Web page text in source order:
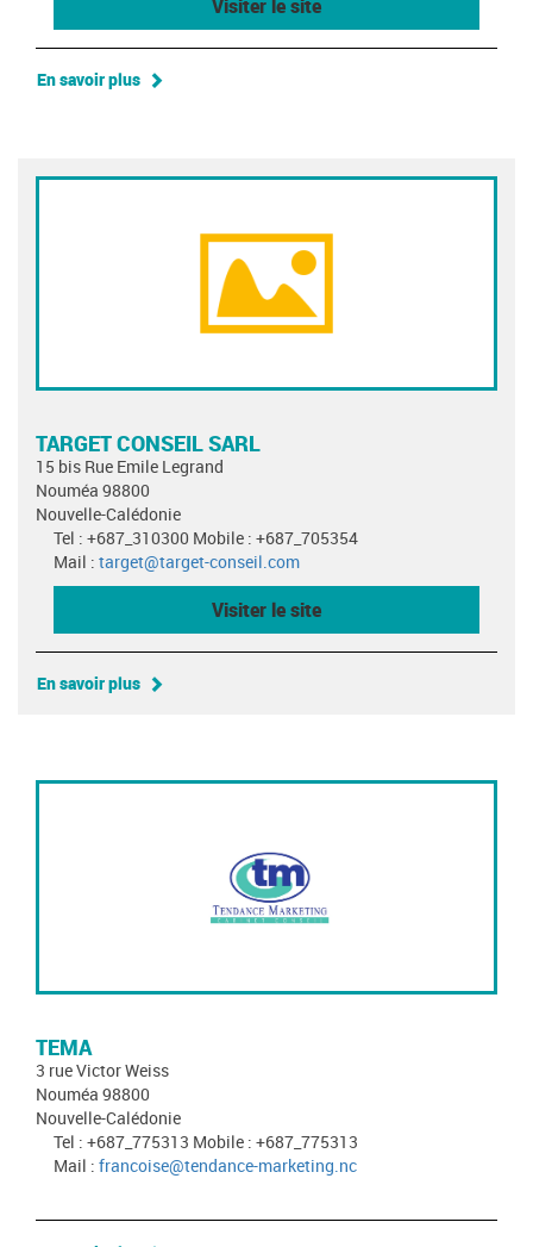
Visiter le site
En savoir plus
TARGET CONSEIL SARL
15 bis Rue Emile Legrand
Nouméa 98800
Nouvelle-Calédonie
Tel : +687_310300 Mobile : +687_705354
Mail : target@target-conseil.com
Visiter le site
En savoir plus
TEMA
3 rue Victor Weiss
Nouméa 98800
Nouvelle-Calédonie
Tel : +687_775313 Mobile : +687_775313
Mail : francoise@tendance-marketing.nc